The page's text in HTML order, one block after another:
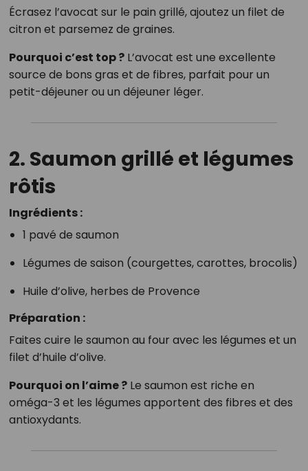
Écrasez l’avocat sur le pain grillé, ajoutez un filet de
citron et parsemez de graines.
Pourquoi c’est top ?L’avocat est une excellente
source de bons gras et de fibres, parfait pour un
petit-déjeuner ou un déjeuner léger.
2. Saumon grillé et légumes
rôtis
Ingrédients :
1 pavé de saumon
Légumes de saison (courgettes, carottes, brocolis)
Huile d’olive, herbes de Provence
Préparation :
Faites cuire le saumon au four avec les légumes et un
filet d’huile d’olive.
Pourquoi on l’aime ?Le saumon est riche en
oméga-3 et les légumes apportent des fibres et des
antioxydants.